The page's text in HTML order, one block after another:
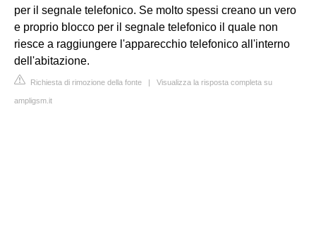
per il segnale telefonico. Se molto spessi creano un vero
e proprio blocco per il segnale telefonico il quale non
riesce a raggiungere l'apparecchio telefonico all'interno
dell'abitazione.
Richiesta di rimozione della fonte | Visualizza la risposta completa su
ampligsm.it